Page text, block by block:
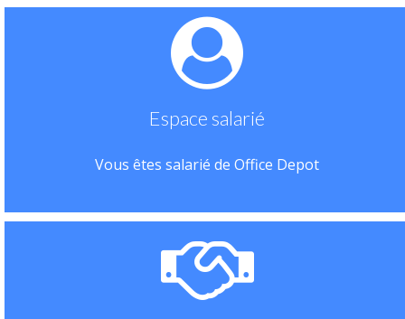
Espace salarié
Vous êtes salarié de Office Depot